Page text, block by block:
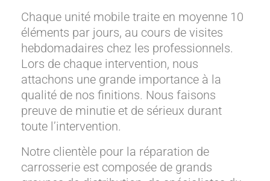
Chaque unité mobile traite en moyenne 10
éléments par jours, au cours de visites
hebdomadaires chez les professionnels.
Lors de chaque intervention, nous
attachons une grande importance à la
qualité de nos finitions. Nous faisons
preuve de minutie et de sérieux durant
toute l’intervention.
Notre clientèle pour la réparation de
carrosserie est composée de grands